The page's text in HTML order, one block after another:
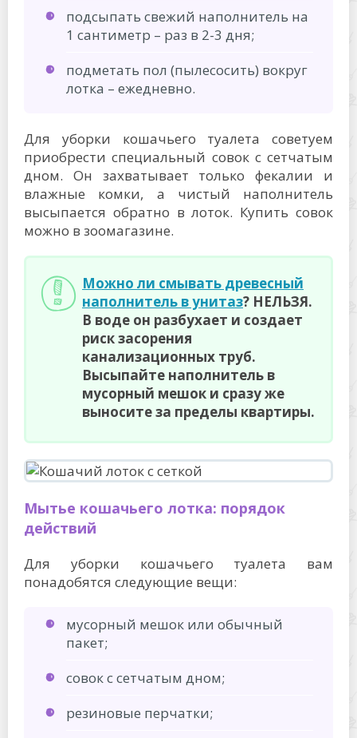
подсыпать свежий наполнитель на
1 сантиметр – раз в 2-3 дня;
подметать пол (пылесосить) вокруг
лотка – ежедневно.
Для уборки кошачьего туалета советуем
приобрести специальный совок с сетчатым
дном. Он захватывает только фекалии и
влажные комки, а чистый наполнитель
высыпается обратно в лоток. Купить совок
можно в зоомагазине.
Можно ли смывать древесный
наполнитель в унитаз? НЕЛЬЗЯ.
В воде он разбухает и создает
риск засорения
канализационных труб.
Высыпайте наполнитель в
мусорный мешок и сразу же
выносите за пределы квартиры.
Мытье кошачьего лотка: порядок
действий
Для уборки кошачьего туалета вам
понадобятся следующие вещи:
мусорный мешок или обычный
пакет;
совок с сетчатым дном;
резиновые перчатки;